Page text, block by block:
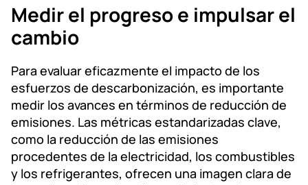
Medir el progreso e impulsar el
cambio
Para evaluar eficazmente el impacto de los
esfuerzos de descarbonización, es importante
medir los avances en términos de reducción de
emisiones. Las métricas estandarizadas clave,
como la reducción de las emisiones
procedentes de la electricidad, los combustibles
y los refrigerantes, ofrecen una imagen clara de